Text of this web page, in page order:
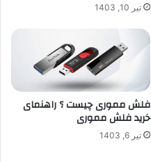
تیر 10, 1403
فلش مموری چیست ؟ راهنمای
خرید فلش مموری
تیر 6, 1403